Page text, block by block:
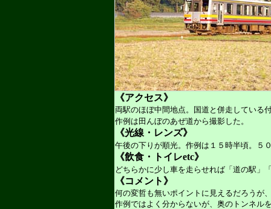
《アクセス》
両駅のほぼ中間地点。国道と併走している
作例は田んぼのあぜ道から撮影した。
《光線・レンズ》
午後の下りが順光。作例は１５時半頃。５
《飲食・トイレetc》
どちらかに少し車を走らせれば「道の駅」
《コメント》
何の変哲も無いポイントに見えるだろうが
作例ではよく分からないが、奥のトンネル